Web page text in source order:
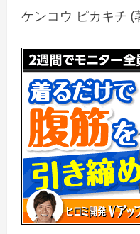
ケンコウ ピカキチ (